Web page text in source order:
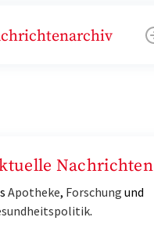
Nachrichten
Apotheke, Forschung und
.